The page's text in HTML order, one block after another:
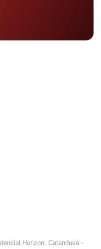
Horizon, Catanduva -